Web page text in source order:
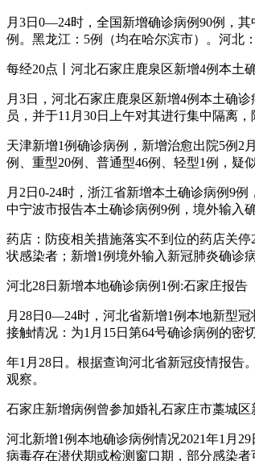
月3日0—24时，全国新增确诊病例90例，
例。黑龙江：5例（均在哈尔滨市）。河北
每经20点丨河北石家庄鹿泉区新增4例本土
月3日，河北石家庄鹿泉区新增4例本土确
员，并于11月30日上午对其进行集中隔离
天津新增1例确诊病例，新增治愈出院5例2
例、重型20例、普通型46例、轻型1例，疑
月2日0-24时，浙江省新增本土确诊病例9
中宁波市报告本土确诊病例9例，境外输入
药店：防疫相关措施落实不到位的药店关
状感染者；新增1例境外输入新冠肺炎确诊
河北28日新增本地确诊病例1例:石家庄报告
月28日0—24时，河北省新增1例本地新型
接触情况：为1月15日第64号确诊病例的密
年1月28日。根据查询河北省新冠疫情报告
观察。
石家庄新增病例曾参加婚礼石家庄市藁城
河北新增1例本地确诊病例情况2021年1月
病毒存在潜伏期或检测窗口期，部分感染